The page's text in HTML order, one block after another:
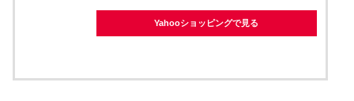
Yahooショッピングで見る